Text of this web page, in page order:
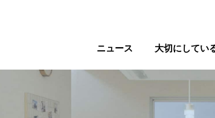
ニュース 大切にしてい